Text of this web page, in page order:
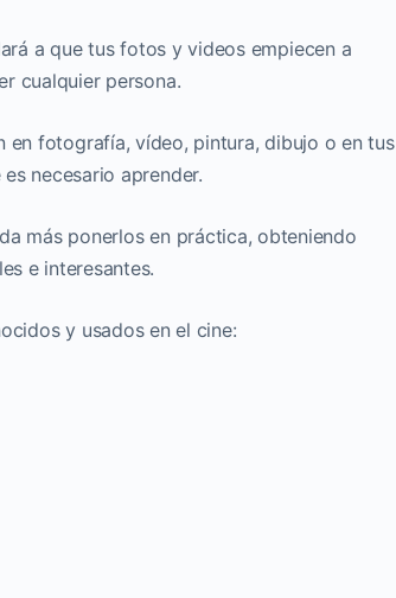
a que tus fotos y videos empiecen a
cualquier persona.
en fotografía, vídeo, pintura, dibujo o en tus
necesario aprender.
más ponerlos en práctica, obteniendo
e interesantes.
y usados en el cine: